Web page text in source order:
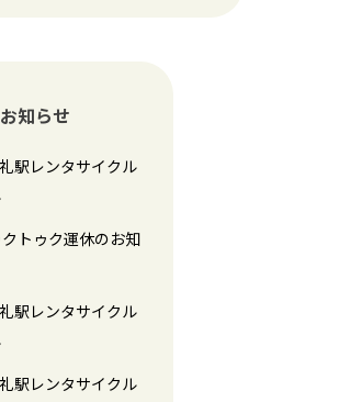
知らせ
駅レンタサイクル
トゥク運休のお知
駅レンタサイクル
駅レンタサイクル